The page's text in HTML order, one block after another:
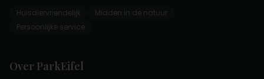
Huisdiervriendelijk
Midden in de natuur
Persoonlijke service
Over ParkEifel